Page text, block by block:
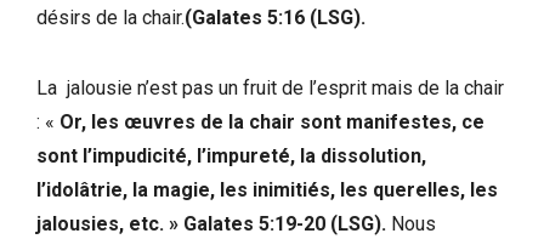
désirs de la chair.(Galates 5:16 (LSG).
La jalousie n’est pas un fruit de l’esprit mais de la chair
: « Or, les œuvres de la chair sont manifestes, ce
sont l’impudicité, l’impureté, la dissolution,
l’idolâtrie, la magie, les inimitiés, les querelles, les
jalousies, etc. » Galates 5:19-20 (LSG). Nous